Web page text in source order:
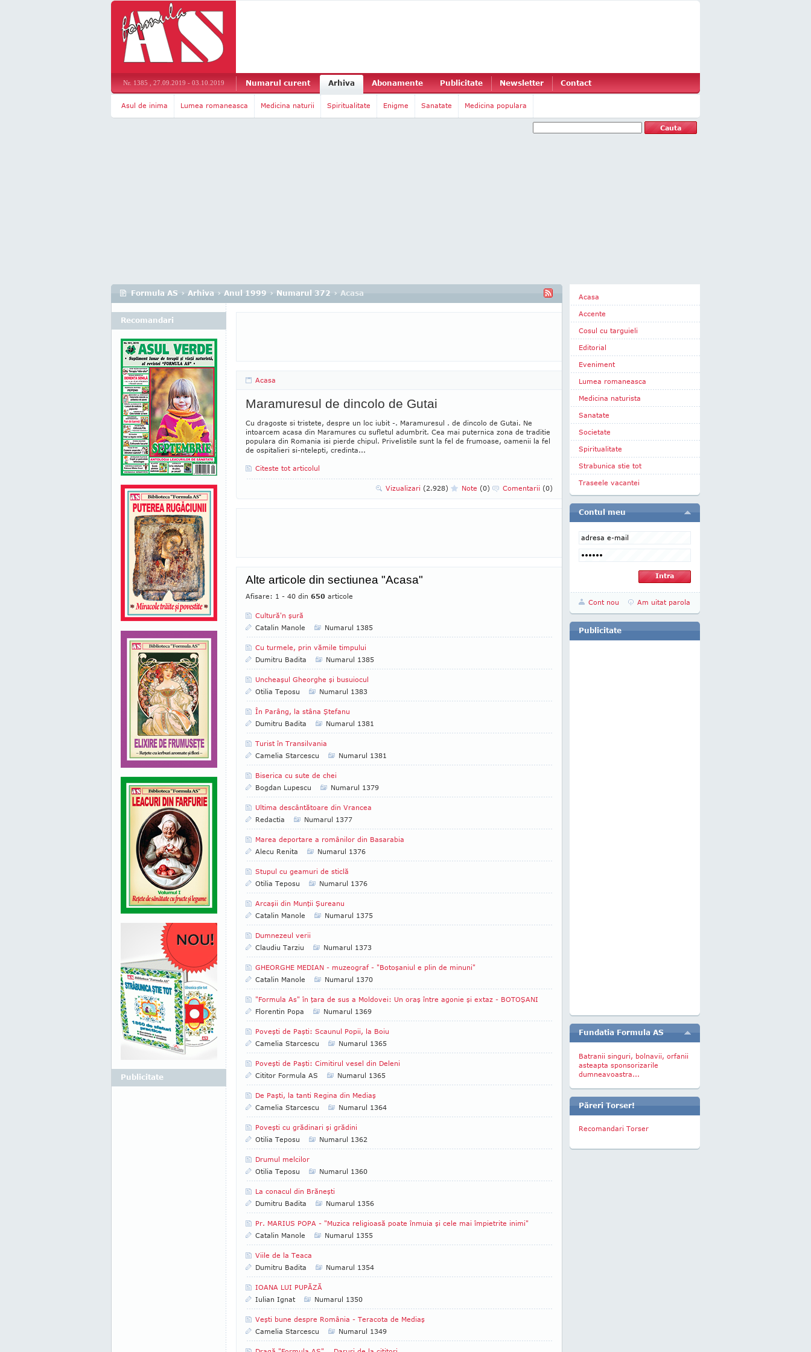
Nr. 1385 , 27.09.2019 - 03.10.2019 Numarul curent Arhiva Abonamente Publicitate Newsletter Contact
Asul de inima Lumea romaneasca Medicina naturii Spiritualitate Enigme Sanatate Medicina populara
Formula AS › Arhiva › Anul 1999 › Numarul 372 › Acasa
Acasa
Maramuresul de dincolo de Gutai
Cu dragoste si tristete, despre un loc iubit -. Maramuresul . de dincolo de Gutai. Ne
intoarcem acasa din Maramures cu sufletul adumbrit. Cea mai puternica zona de traditie
populara din Romania isi pierde chipul. Privelistile sunt la fel de frumoase, oamenii la fel
de ospitalieri si-ntelepti, credinta...
Citeste tot articolul
Vizualizari (2.928) Note (0) Comentarii (0)
Alte articole din sectiunea "Acasa"
Afisare: 1 - 40 din 650 articole
Cultură'n şură
Catalin Manole
Numarul 1385
Cu turmele, prin vămile timpului
Dumitru Badita
Numarul 1385
Uncheaşul Gheorghe şi busuiocul
Otilia Teposu
Numarul 1383
În Parâng, la stâna Ştefanu
Dumitru Badita
Numarul 1381
Turist în Transilvania
Camelia Starcescu
Numarul 1381
Biserica cu sute de chei
Bogdan Lupescu
Numarul 1379
Ultima descântătoare din Vrancea
Redactia
Numarul 1377
Marea deportare a românilor din Basarabia
Alecu Renita
Numarul 1376
Stupul cu geamuri de sticlă
Otilia Teposu
Numarul 1376
Arcaşii din Munţii Şureanu
Catalin Manole
Numarul 1375
Dumnezeul verii
Claudiu Tarziu
Numarul 1373
GHEORGHE MEDIAN - muzeograf - "Botoşaniul e plin de minuni"
Catalin Manole
Numarul 1370
"Formula As" în ţara de sus a Moldovei: Un oraş între agonie şi extaz - BOTOŞANI
Florentin Popa
Numarul 1369
Poveşti de Paşti: Scaunul Popii, la Boiu
Camelia Starcescu
Numarul 1365
Poveşti de Paşti: Cimitirul vesel din Deleni
Cititor Formula AS
Numarul 1365
De Paşti, la tanti Regina din Mediaş
Camelia Starcescu
Numarul 1364
Poveşti cu grădinari şi grădini
Otilia Teposu
Numarul 1362
Drumul melcilor
Otilia Teposu
Numarul 1360
La conacul din Brăneşti
Dumitru Badita
Numarul 1356
Pr. MARIUS POPA - "Muzica religioasă poate înmuia şi cele mai împietrite inimi"
Catalin Manole
Numarul 1355
Viile de la Teaca
Dumitru Badita
Numarul 1354
IOANA LUI PUPĂZĂ
Iulian Ignat
Numarul 1350
Veşti bune despre România - Teracota de Mediaş
Camelia Starcescu
Numarul 1349
Recomandari
Publicitate
Acasa
Accente
Cosul cu targuieli
Editorial
Eveniment
Lumea romaneasca
Medicina naturista
Sanatate
Societate
Spiritualitate
Strabunica stie tot
Traseele vacantei
Contul meu
Cont nou Am uitat parola
Publicitate
Fundatia Formula AS
Batranii singuri, bolnavii, orfanii
asteapta sponsorizarile
dumneavoastra...
Păreri Torser!
Recomandari Torser